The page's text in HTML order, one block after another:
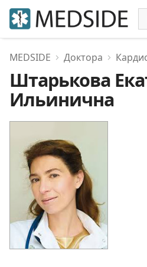
MEDSIDE Доктора
Штарькова
Ильинична